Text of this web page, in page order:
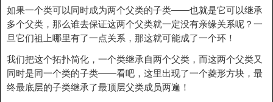
如果一个类可以同时成为两个父类的子类——也就是它可以继承
多个父类，那么谁去保证这两个父类就一定没有亲缘关系呢？一
旦它们祖上哪里有了一点关系，那这就可能成了一个环！
我们把这个拓扑简化，一个类继承自两个父类，而这两个父类又
同时是同一个类的子类——看吧，这里出现了一个菱形方块，最
终最底层的子类继承了最顶层父类成员两遍！